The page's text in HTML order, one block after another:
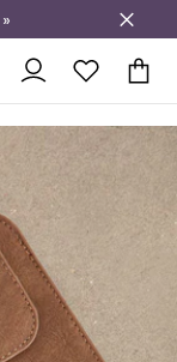
200 Kč